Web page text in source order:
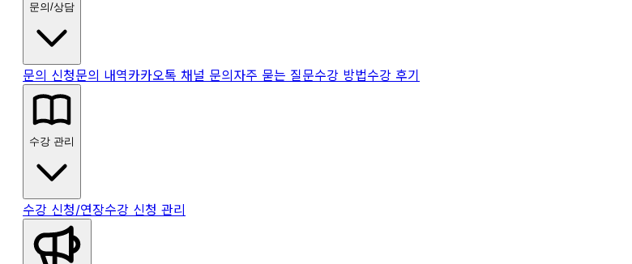
문의/상담
문의 신청문의 내역카카오톡 채널 문의 자주 묻는 질문수강 방법수강 후기
수강 관리
수강 신청/연장수강 신청 관리